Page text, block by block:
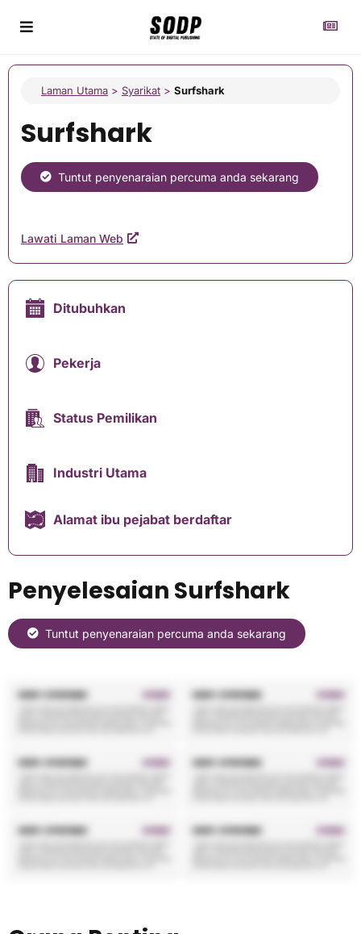
Laman Utama > Syarikat > Surfshark
Surfshark
Tuntut penyenaraian percuma anda sekarang
Lawati Laman Web
Ditubuhkan
Pekerja
Status Pemilikan
Industri Utama
Alamat ibu pejabat berdaftar
Penyelesaian Surfshark
Tuntut penyenaraian percuma anda sekarang